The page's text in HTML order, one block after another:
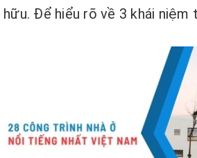
hữu. Để hiểu rõ về 3 khái niệm